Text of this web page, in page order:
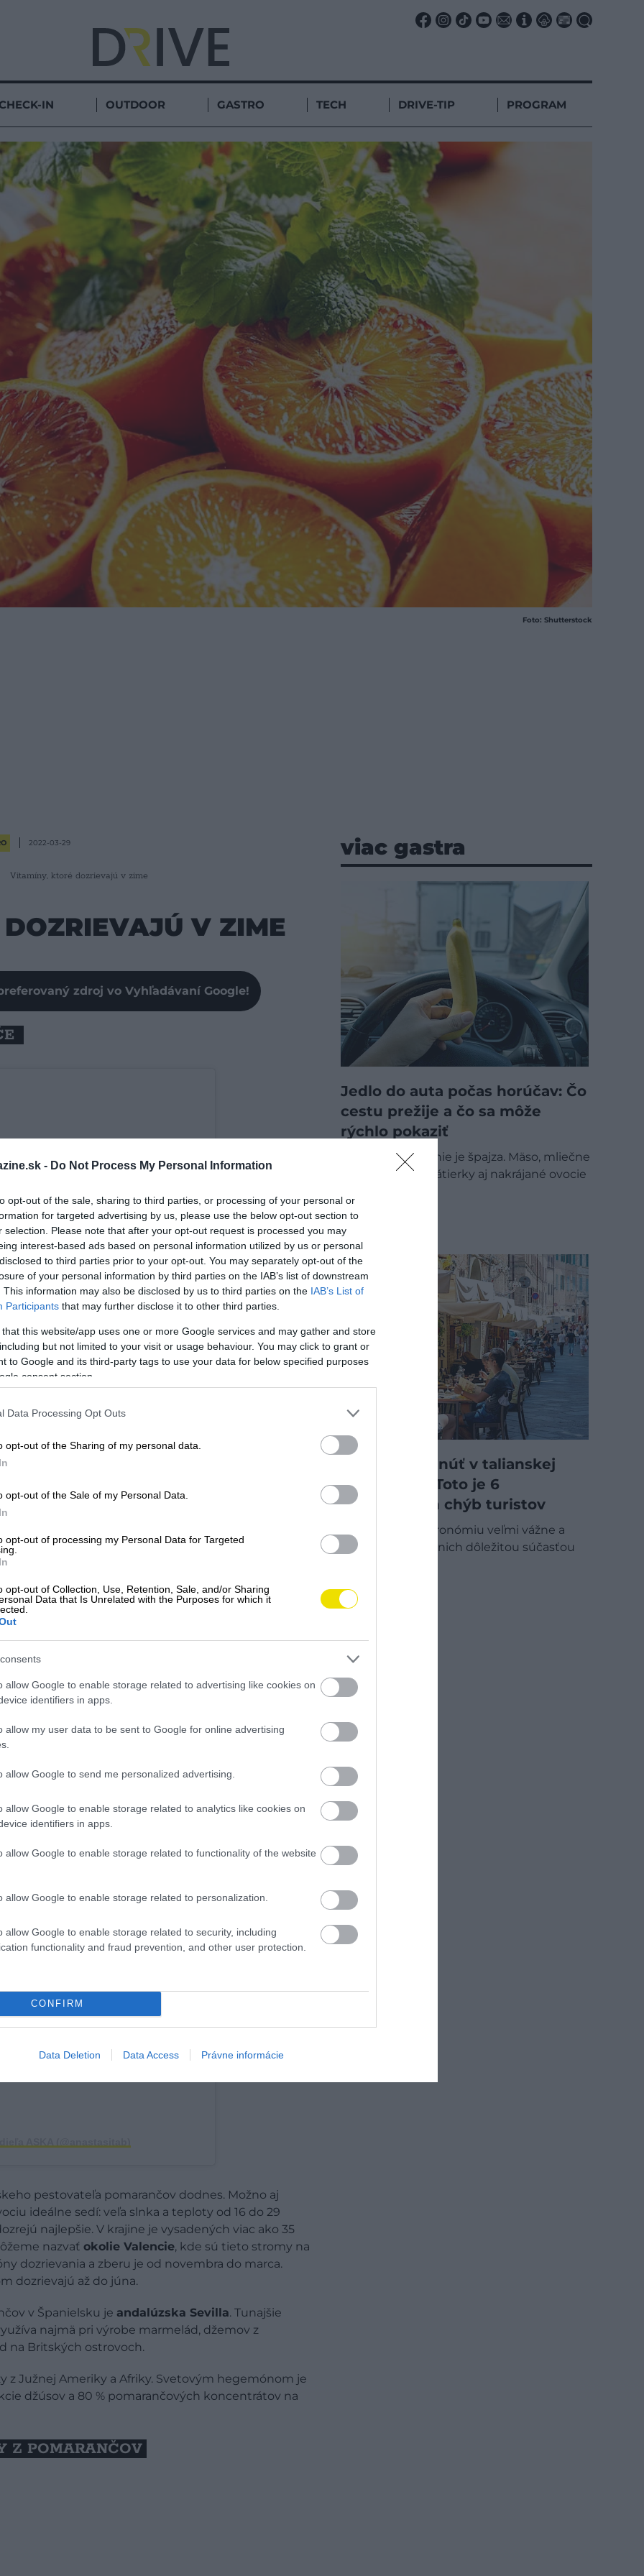
- Do Not Process My Personal Information
opt-out of the sale, sharing to third parties, or processing of your personal or
for targeted advertising by us, please use the below opt-out section to
selection. Please note that after your opt-out request is processed you may
interest-based ads based on personal information utilized by us or personal
to third parties prior to your opt-out. You may separately opt-out of the
of your personal information by third parties on the IAB’s list of downstream
This information may also be disclosed by us to third parties on the IAB’s List of
Participants that may further disclose it to other third parties.
that this website/app uses one or more Google services and may gather and store
but not limited to your visit or usage behaviour. You may click to grant or
to Google and its third-party tags to use your data for below specified purposes
consent section.
Data Processing Opt Outs
opt-out of the Sharing of my personal data.
opt-out of the Sale of my Personal Data.
opt-out of processing my Personal Data for Targeted
opt-out of Collection, Use, Retention, Sale, and/or Sharing
Data that Is Unrelated with the Purposes for which it
allow Google to enable storage related to advertising like cookies on
identifiers in apps.
allow my user data to be sent to Google for online advertising
allow Google to send me personalized advertising.
allow Google to enable storage related to analytics like cookies on
identifiers in apps.
allow Google to enable storage related to functionality of the website
allow Google to enable storage related to personalization.
allow Google to enable storage related to security, including
functionality and fraud prevention, and other user protection.
CONFIRM
Data Deletion Data Access Právne informácie
IN OUTDOOR GASTRO TECH DRIVE-TIP PROGRAM
Foto: Shutterstock
2022-03-29
Vitamíny, ktoré dozrievajú v zime
V ZIME
zdroj vo Vyhľadávaní Google!
na Instagrame
PદŤ㉨ᗩ✿ (@lackovapetka)
Ázie, kde sa o nich objavujú známky už vo štvrtom
do Európy, kde sa objavili na Sicílii. V 10.
Maurovia. Sultáni využívali pomarančovníky na
Cordóba má pre ne pomenovanú aj uličku - Patio
a chuťové bunky čoraz viac ľudí a pomaranče sa
aj zimným záhradám – oranžériám.
REGIÓNY
na Instagrame
pestovateľa pomarančov dodnes. Možno aj
ideálne sedí: veľa slnka a teploty od 16 do 29
najlepšie. V krajine je vysadených viac ako 35
nazvať okolie Valencie, kde sú tieto stromy na
dozrievania a zberu je od novembra do marca.
dozrievajú až do júna.
v Španielsku je andalúzska Sevilla. Tunajšie
najmä pri výrobe marmelád, džemov z
na Britských ostrovoch.
Južnej Ameriky a Afriky. Svetovým hegemónom je
džúsov a 80 % pomarančových koncentrátov na
Z POMARANČOV
viac gastra
Jedlo do auta počas horúčav: Čo
cestu prežije a čo sa môže
rýchlo pokaziť
Rozpálené auto nie je špajza. Mäso, mliečne
výrobky, vajcia, nátierky aj nakrájané ovocie
GASTRO
Čomu sa vyhnúť v talianskej
reštaurácii? Toto je 6
najčastejších chýb turistov
Taliani berú gastronómiu veľmi vážne a
stolovanie je pre nich dôležitou súčasťou
GASTRO